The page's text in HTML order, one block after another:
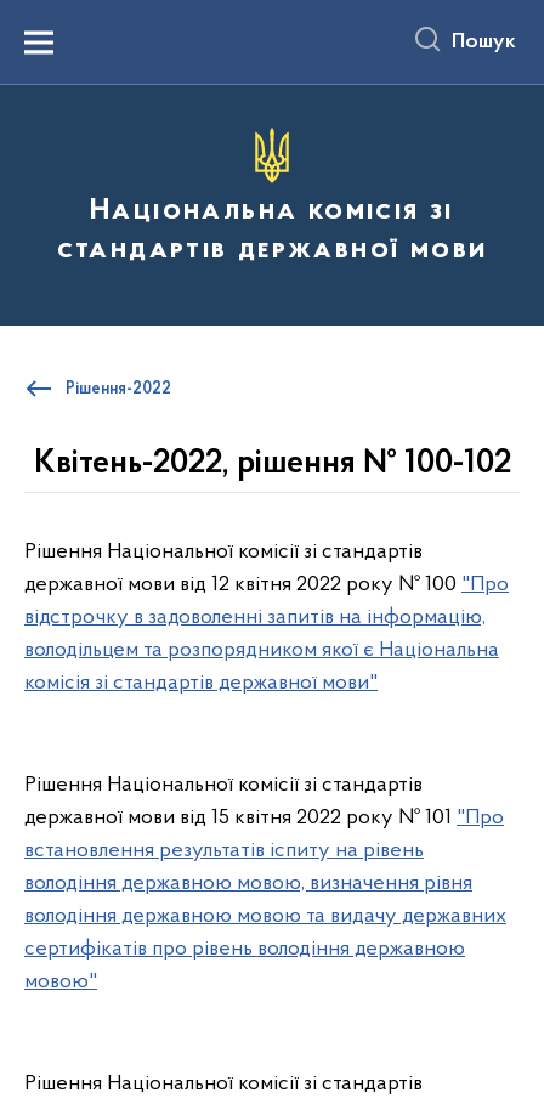
вмістуMenu Пошук
Національна комісія зі
стандартів державної мови
Рішення-2022
Квітень-2022, рішення № 100-102
Рішення Національної комісії зі стандартів
державної мови від 12 квітня 2022 року № 100 "Про
відстрочку в задоволенні запитів на інформацію,
володільцем та розпорядником якої є Національна
комісія зі стандартів державної мови"
Рішення Національної комісії зі стандартів
державної мови від 15 квітня 2022 року № 101 "Про
встановлення результатів іспиту на рівень
володіння державною мовою, визначення рівня
володіння державною мовою та видачу державних
сертифікатів про рівень володіння державною
мовою"
Рішення Національної комісії зі стандартів